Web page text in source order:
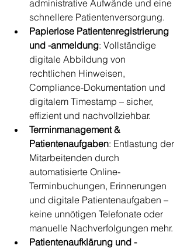
administrative Aufwände und eine
schnellere Patientenversorgung.
Papierlose Patientenregistrierung
und -anmeldung: Vollständige
digitale Abbildung von
rechtlichen Hinweisen,
Compliance-Dokumentation und
digitalem Timestamp – sicher,
effizient und nachvollziehbar.
Terminmanagement &
Patientenaufgaben: Entlastung der
Mitarbeitenden durch
automatisierte Online-
Terminbuchungen, Erinnerungen
und digitale Patientenaufgaben –
keine unnötigen Telefonate oder
manuelle Nachverfolgungen mehr.
Patientenaufklärung und -